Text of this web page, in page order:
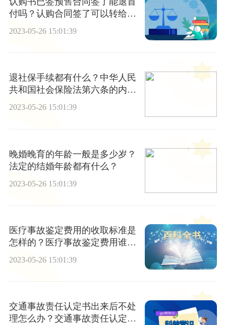
付吗？认购合同签了可以转给别
2023-05-26 15:01:39
退社保手续都有什么？中华人民
共和国社会保险法第六条的内容
有什么？
2023-05-26 15:01:39
晚婚晚育的年龄一般是多少岁？
法定的结婚年龄都有什么？
2023-05-26 15:01:39
医疗事故鉴定费用的收取标准是
怎样的？医疗事故鉴定费用谁支
2023-05-26 15:01:39
交通事故责任认定书出来后不处
理怎么办？交通事故责任认定书